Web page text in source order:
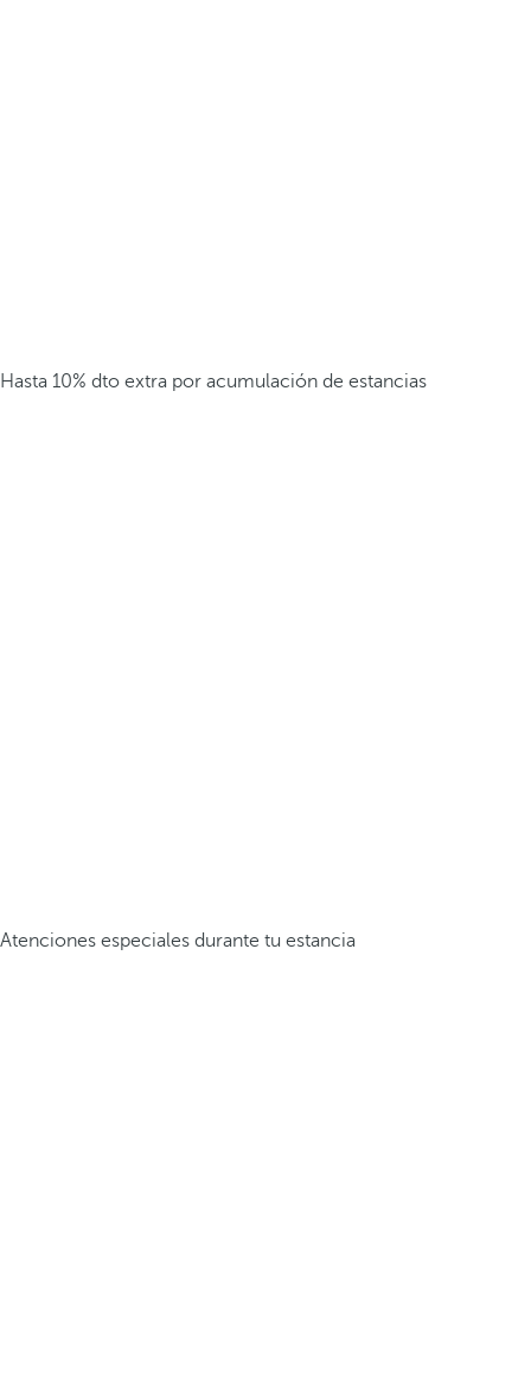
Hasta 10% dto extra por acumulación de estancias
Atenciones especiales durante tu estancia